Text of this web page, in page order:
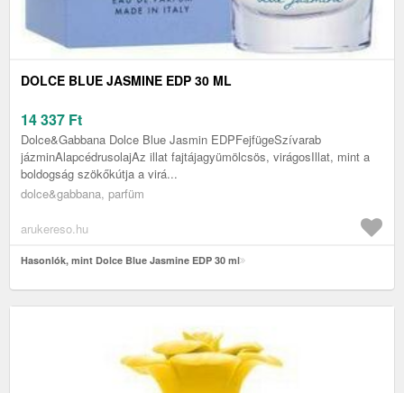
DOLCE BLUE JASMINE EDP 30 ML
14 337 Ft
Dolce&Gabbana Dolce Blue Jasmin EDPFejfügeSzívarab
jázminAlapcédrusolajAz illat fajtájagyümölcsös, virágosIllat, mint a
boldogság szökőkútja a virá...
dolce&gabbana, parfüm
arukereso.hu
Hasonlók, mint Dolce Blue Jasmine EDP 30 ml